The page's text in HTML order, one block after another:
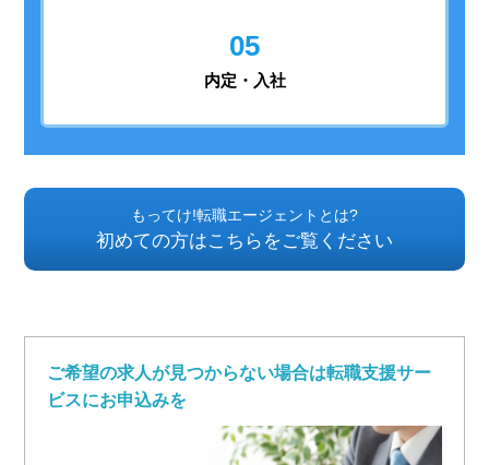
05
内定・入社
もってけ!転職エージェントとは?
初めての方はこちらをご覧ください
ご希望の求人が見つからない場合は転職支援サー
ビスにお申込みを